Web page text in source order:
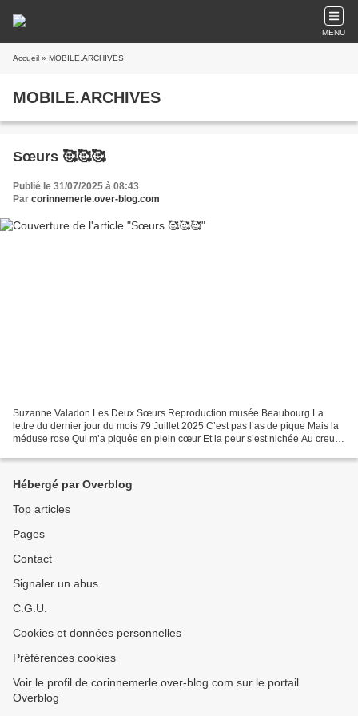
MENU
Accueil » MOBILE.ARCHIVES
MOBILE.ARCHIVES
Sœurs 🥰🥰🥰
Publié le 31/07/2025 à 08:43
Par corinnemerle.over-blog.com
Suzanne Valadon Les Deux Sœurs Reproduction musée Beaubourg La
lettre du dernier jour du mois 79 Juillet 2025 C’est pas l’as de pique Mais la
méduse rose Qui m’a piquée en plein cœur Et la peur s’est nichée Au creux
Hébergé par Overblog
Top articles
Pages
Contact
Signaler un abus
C.G.U.
Cookies et données personnelles
Préférences cookies
Voir le profil de corinnemerle.over-blog.com sur le portail
Overblog